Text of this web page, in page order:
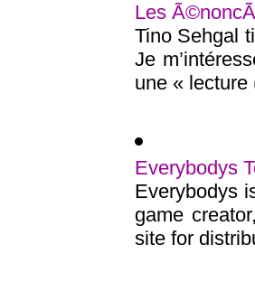
Les
Tino Sehgal
Je
une « lecture
Everybodys
Everybodys
game
site for